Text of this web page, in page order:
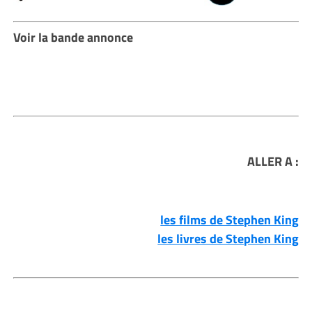
Voir la bande annonce
ALLER A :
les films de Stephen King
les livres de Stephen King